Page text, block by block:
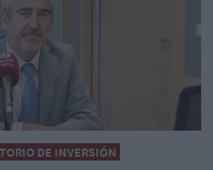
DE INVERSIÓN